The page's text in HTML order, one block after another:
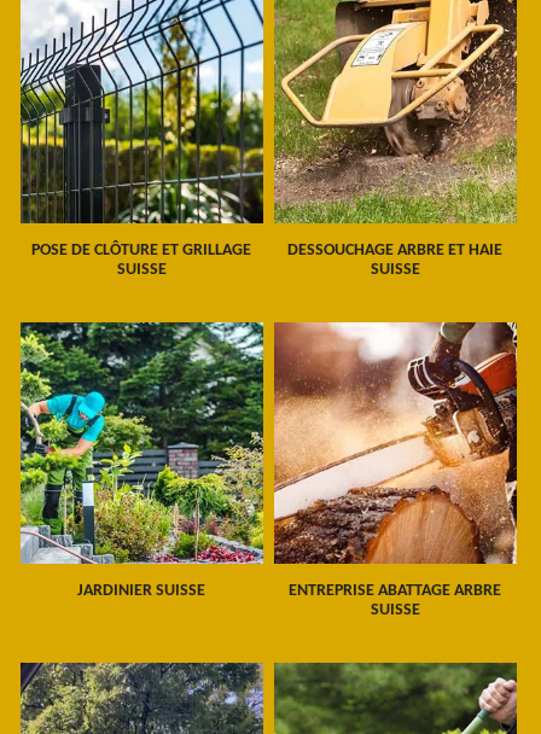
POSE DE CLÔTURE ET GRILLAGE
SUISSE
DESSOUCHAGE ARBRE ET HAIE
SUISSE
JARDINIER SUISSE
ENTREPRISE ABATTAGE ARBRE
SUISSE